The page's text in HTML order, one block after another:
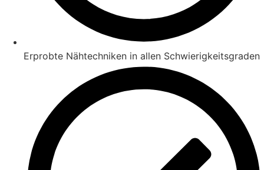
Erprobte Nähtechniken in allen Schwierigkeitsgraden